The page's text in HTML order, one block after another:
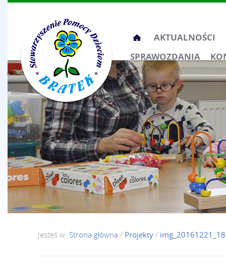
Przeskocz
do
treści
AKTUALNOŚCI
SPRAWOZDANIA
Jesteś w: Strona główna / Projekty /